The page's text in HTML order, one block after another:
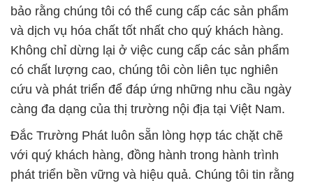
bảo rằng chúng tôi có thể cung cấp các sản phẩm
và dịch vụ hóa chất tốt nhất cho quý khách hàng.
Không chỉ dừng lại ở việc cung cấp các sản phẩm
có chất lượng cao, chúng tôi còn liên tục nghiên
cứu và phát triển để đáp ứng những nhu cầu ngày
càng đa dạng của thị trường nội địa tại Việt Nam.
Đắc Trường Phát luôn sẵn lòng hợp tác chặt chẽ
với quý khách hàng, đồng hành trong hành trình
phát triển bền vững và hiệu quả. Chúng tôi tin rằng